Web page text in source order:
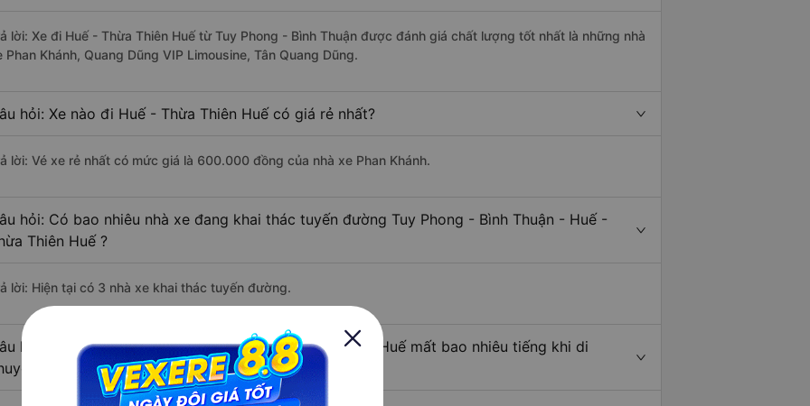
lời: Xe đi Huế - Thừa Thiên Huế từ Tuy Phong - Bình Thuận được đánh giá chất lượng tốt nhất là những nhà
Phan Khánh, Quang Dũng VIP Limousine, Tân Quang Dũng.
hỏi: Xe nào đi Huế - Thừa Thiên Huế có giá rẻ nhất?
lời: Vé xe rẻ nhất có mức giá là 600.000 đồng của nhà xe Phan Khánh.
hỏi: Có bao nhiêu nhà xe đang khai thác tuyến đường Tuy Phong - Bình Thuận - Huế -
Thiên Huế ?
lời: Hiện tại có 3 nhà xe khai thác tuyến đường.
hỏi: Từ Tuy Phong - Bình Thuận đi Huế - Thừa Thiên Huế mất bao nhiêu tiếng khi di
bằng xe khách?